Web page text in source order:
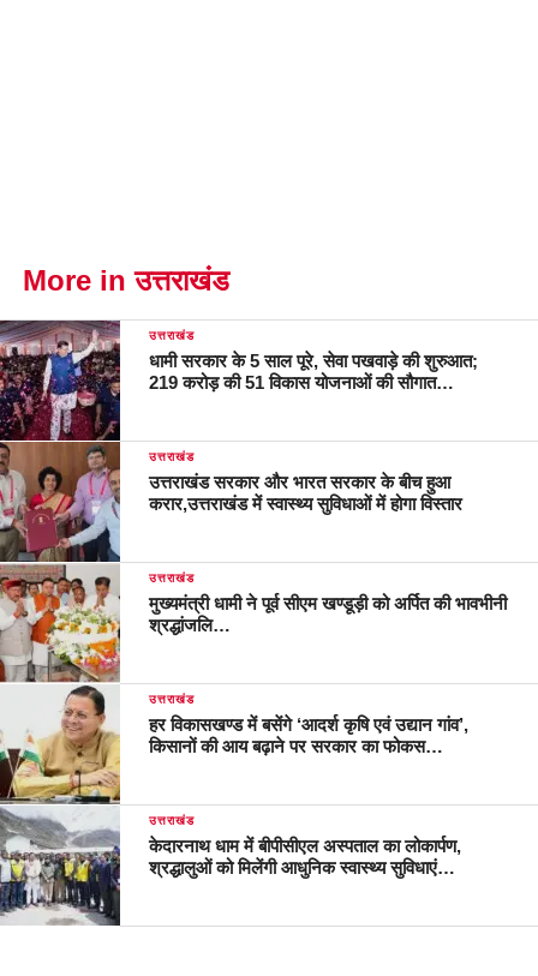
More in उत्तराखंड
उत्तराखंड
धामी सरकार के 5 साल पूरे, सेवा पखवाड़े की शुरुआत;
219 करोड़ की 51 विकास योजनाओं की सौगात…
उत्तराखंड
उत्तराखंड सरकार और भारत सरकार के बीच हुआ
करार,उत्तराखंड में स्वास्थ्य सुविधाओं में होगा विस्तार
उत्तराखंड
मुख्यमंत्री धामी ने पूर्व सीएम खण्डूड़ी को अर्पित की भावभीनी
श्रद्धांजलि…
उत्तराखंड
हर विकासखण्ड में बसेंगे ‘आदर्श कृषि एवं उद्यान गांव’,
किसानों की आय बढ़ाने पर सरकार का फोकस…
उत्तराखंड
केदारनाथ धाम में बीपीसीएल अस्पताल का लोकार्पण,
श्रद्धालुओं को मिलेंगी आधुनिक स्वास्थ्य सुविधाएं…